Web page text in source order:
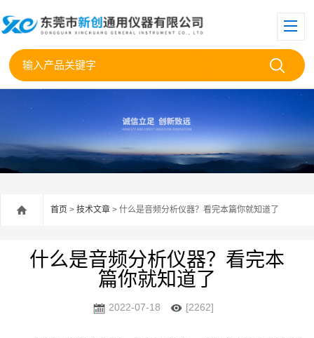
首页 > 技术文章 > 什么是音频分析仪器？看完本篇你就知道了
什么是音频分析仪器？看完本
篇你就知道了
2022-07-18 [2262]